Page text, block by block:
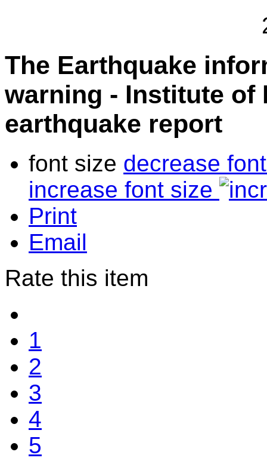
The Earthquake
warning - Institute of
earthquake report
font size decrease
increase font size
Print
Email
Rate this item
1
2
3
4
5